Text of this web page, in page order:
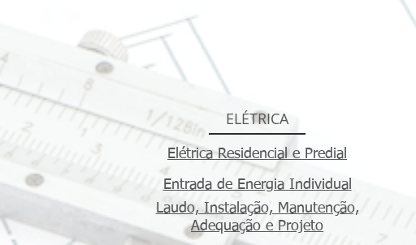
ELÉTRICA
Elétrica Residencial e Predial
Entrada de Energia Individual
Laudo, Instalação, Manutenção,
Adequação e Projeto